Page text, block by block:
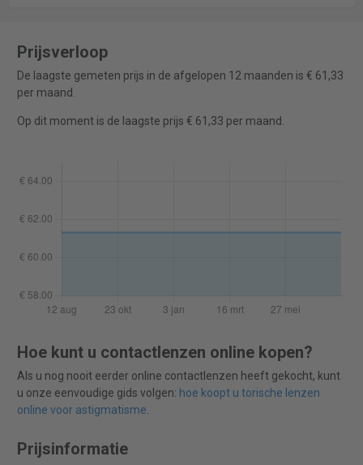
Prijsverloop
De laagste gemeten prijs in de afgelopen 12 maanden is € 61,33
per maand.
Op dit moment is de laagste prijs € 61,33 per maand.
Hoe kunt u contactlenzen online kopen?
Als u nog nooit eerder online contactlenzen heeft gekocht, kunt
u onze eenvoudige gids volgen: hoe koopt u torische lenzen
online voor astigmatisme.
Prijsinformatie